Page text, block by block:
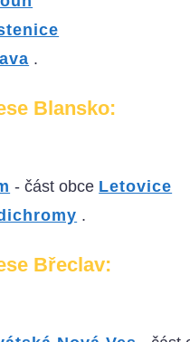
.
Blansko:
- část obce Letovice
.
Břeclav: